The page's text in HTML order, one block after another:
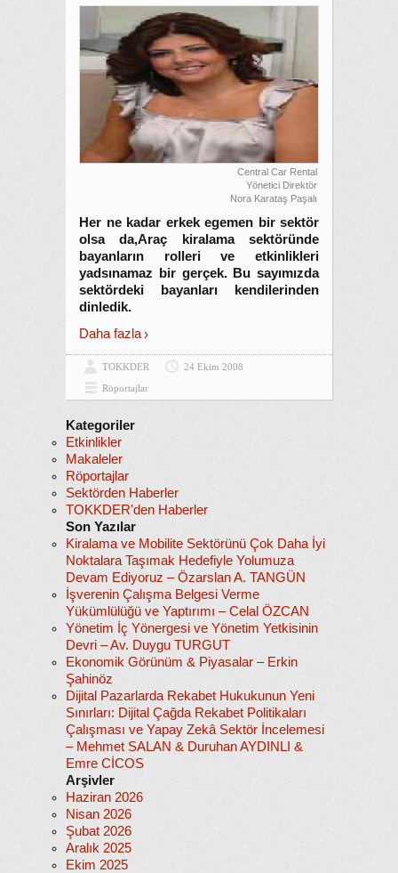
Central Car Rental
Yönetici Direktör
Nora Karataş Paşalı
Her ne kadar erkek egemen bir sektör
olsa da,Araç kiralama sektöründe
bayanların rolleri ve etkinlikleri
yadsınamaz bir gerçek. Bu sayımızda
sektördeki bayanları kendilerinden
dinledik.
Daha fazla
TOKKDER
24 Ekim 2008
Röportajlar
Kategoriler
Etkinlikler
Makaleler
Röportajlar
Sektörden Haberler
TOKKDER'den Haberler
Son Yazılar
Kiralama ve Mobilite Sektörünü Çok Daha İyi
Noktalara Taşımak Hedefiyle Yolumuza
Devam Ediyoruz – Özarslan A. TANGÜN
İşverenin Çalışma Belgesi Verme
Yükümlülüğü ve Yaptırımı – Celal ÖZCAN
Yönetim İç Yönergesi ve Yönetim Yetkisinin
Devri – Av. Duygu TURGUT
Ekonomik Görünüm & Piyasalar – Erkin
Şahinöz
Dijital Pazarlarda Rekabet Hukukunun Yeni
Sınırları: Dijital Çağda Rekabet Politikaları
Çalışması ve Yapay Zekâ Sektör İncelemesi
– Mehmet SALAN & Duruhan AYDINLI &
Emre CİCOS
Arşivler
Haziran 2026
Nisan 2026
Şubat 2026
Aralık 2025
Ekim 2025